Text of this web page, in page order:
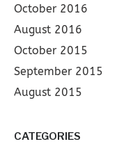
October 2016
August 2016
October 2015
September 2015
August 2015
CATEGORIES